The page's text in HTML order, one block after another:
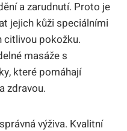
a zarudnutí. Proto je
jejich kůži speciálními
citlivou pokožku.
masáže s
které pomáhají
zdravou.
výživa. Kvalitní